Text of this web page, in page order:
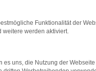
bestimmter
beheben.
auf dem
Funktionalität der
weitere werden aktiviert.
es uns, die Nutzung der